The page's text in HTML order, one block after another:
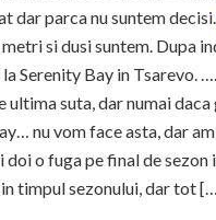
dar parca nu suntem decisi.
si dusi suntem. Dupa
Serenity Bay in Tsarevo.
ultima suta, dar numai daca
nu vom face asta, dar
o fuga pe final de sezon
in timpul sezonului, dar tot